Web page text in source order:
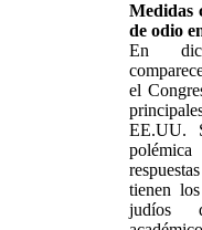
Medidas
de odio
En
el
EE.UU.
tienen
judíos